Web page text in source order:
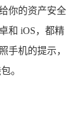
你的资产安全
和 iOS，都精
手机的提示，
。